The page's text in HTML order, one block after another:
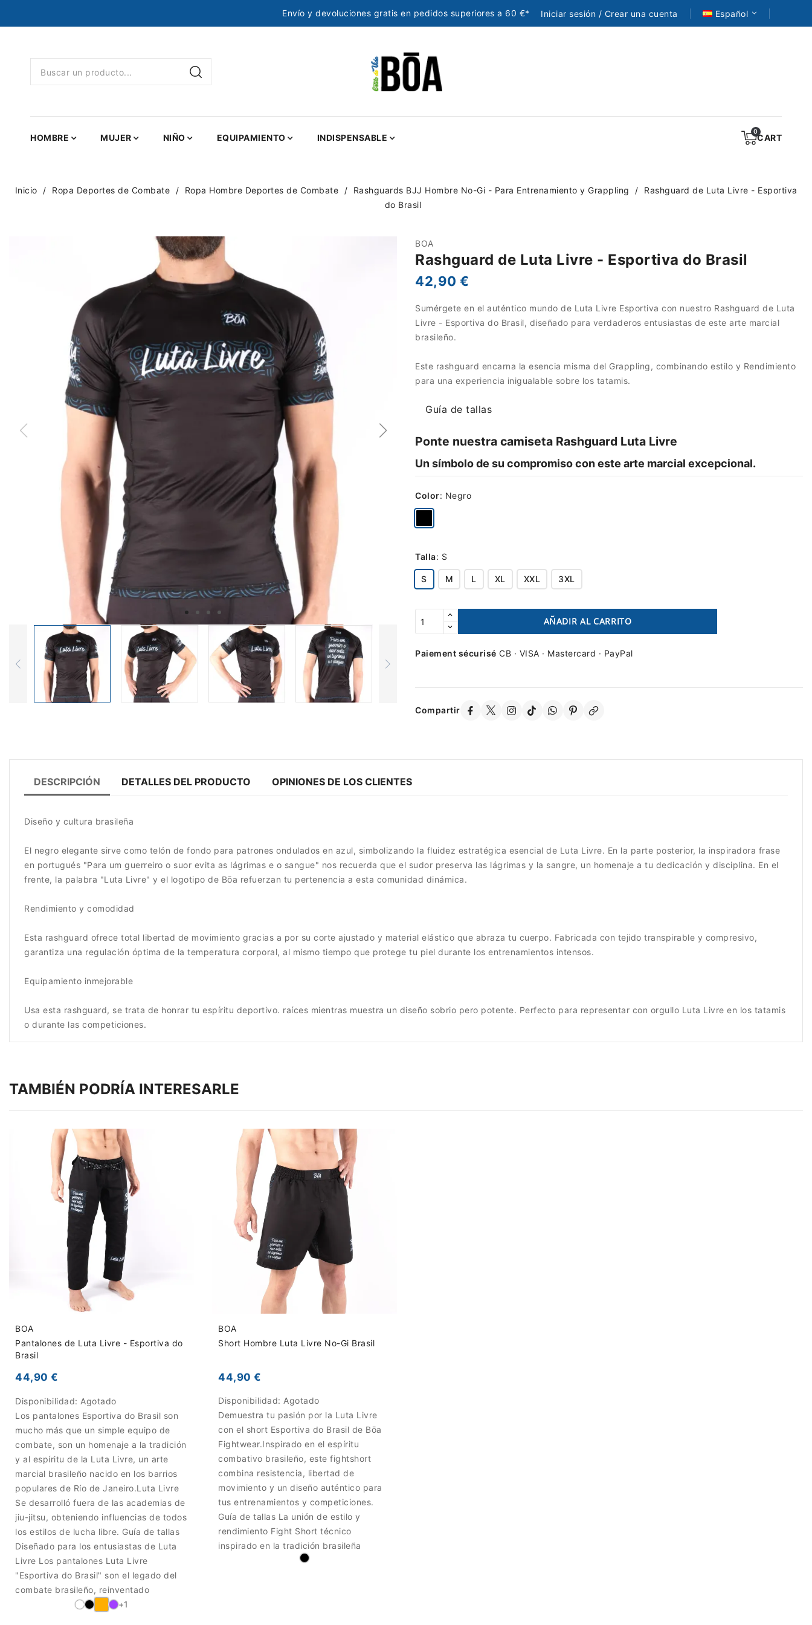
Envío y devoluciones gratis en pedidos superiores a 60 €* Iniciar sesión / Crear una cuenta Español
HOMBRE MUJER NIÑO EQUIPAMIENTO INDISPENSABLE CART
Inicio Ropa Deportes de Combate Ropa Hombre Deportes de Combate Rashguards BJJ Hombre No-Gi - Para Entrenamiento y Grappling
Rashguard de Luta Livre - Esportiva
do Brasil
BOA
Rashguard de Luta Livre - Esportiva do Brasil
42,90 €
Sumérgete en el auténtico mundo de Luta Livre Esportiva con nuestro Rashguard de Luta
Livre - Esportiva do Brasil, diseñado para verdaderos entusiastas de este arte marcial
brasileño.
Este rashguard encarna la esencia misma del Grappling, combinando estilo y Rendimiento
para una experiencia inigualable sobre los tatamis.
Guía de tallas
Ponte nuestra camiseta Rashguard Luta Livre
Un símbolo de su compromiso con este arte marcial excepcional.
Color: Negro
Talla: S
S M L XL XXL 3XL
AÑADIR AL CARRITO
Paiement sécurisé CB · VISA · Mastercard · PayPal
Compartir
DESCRIPCIÓN DETALLES DEL PRODUCTO OPINIONES DE LOS CLIENTES
Diseño y cultura brasileña
El negro elegante sirve como telón de fondo para patrones ondulados en azul, simbolizando la fluidez estratégica esencial de Luta Livre. En la parte posterior, la inspiradora frase
en portugués "Para um guerreiro o suor evita as lágrimas e o sangue" nos recuerda que el sudor preserva las lágrimas y la sangre, un homenaje a tu dedicación y disciplina. En el
frente, la palabra "Luta Livre" y el logotipo de Bōa refuerzan tu pertenencia a esta comunidad dinámica.
Rendimiento y comodidad
Esta rashguard ofrece total libertad de movimiento gracias a por su corte ajustado y material elástico que abraza tu cuerpo. Fabricada con tejido transpirable y compresivo,
garantiza una regulación óptima de la temperatura corporal, al mismo tiempo que protege tu piel durante los entrenamientos intensos.
Equipamiento inmejorable
Usa esta rashguard, se trata de honrar tu espíritu deportivo. raíces mientras muestra un diseño sobrio pero potente. Perfecto para representar con orgullo Luta Livre en los tatamis
o durante las competiciones.
TAMBIÉN PODRÍA INTERESARLE
BOA
Pantalones de Luta Livre - Esportiva do
Brasil
44,90 €
Disponibilidad: Agotado
Los pantalones Esportiva do Brasil son
mucho más que un simple equipo de
combate, son un homenaje a la tradición
y al espíritu de la Luta Livre, un arte
marcial brasileño nacido en los barrios
populares de Río de Janeiro.Luta Livre
Se desarrolló fuera de las academias de
jiu-jitsu, obteniendo influencias de todos
los estilos de lucha libre. Guía de tallas
Diseñado para los entusiastas de Luta
Livre Los pantalones Luta Livre
"Esportiva do Brasil" son el legado del
combate brasileño, reinventado
+1
BOA
Short Hombre Luta Livre No-Gi Brasil
44,90 €
Disponibilidad: Agotado
Demuestra tu pasión por la Luta Livre
con el short Esportiva do Brasil de Bōa
Fightwear.Inspirado en el espíritu
combativo brasileño, este fightshort
combina resistencia, libertad de
movimiento y un diseño auténtico para
tus entrenamientos y competiciones.
Guía de tallas La unión de estilo y
rendimiento Fight Short técnico
inspirado en la tradición brasileña